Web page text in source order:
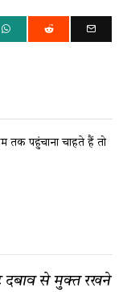
तक पहुंचाना चाहते हैं तो
दबाव से मुक्त रखने